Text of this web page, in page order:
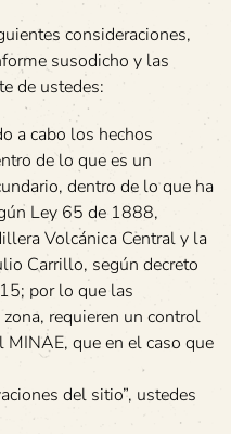
consideraciones,
susodicho y las
de ustedes:
a cabo los hechos
de lo que es un
dentro de lo que ha
Ley 65 de 1888,
Volcánica Central y la
Carrillo, según decreto
por lo que las
requieren un control
MINAE, que en el caso que
del sitio”, ustedes